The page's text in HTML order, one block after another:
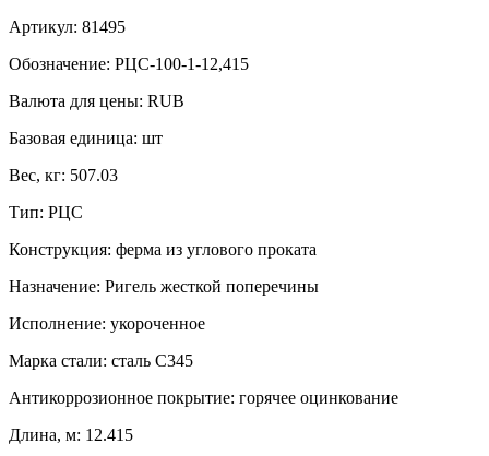
Артикул: 81495
Обозначение: РЦС-100-1-12,415
Валюта для цены: RUB
Базовая единица: шт
Вес, кг: 507.03
Тип: РЦС
Конструкция: ферма из углового проката
Назначение: Ригель жесткой поперечины
Исполнение: укороченное
Марка стали: сталь С345
Антикоррозионное покрытие: горячее оцинкование
Длина, м: 12.415